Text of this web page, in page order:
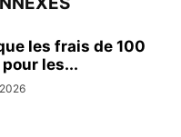
les frais de 100
les...